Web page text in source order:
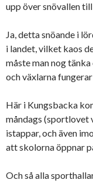
upp över snövallen
Ja, detta snöande i
i landet, vilket kaos
måste man nog
och växlarna
Här i Kungsbacka
måndags (sportlovet
istappar, och även
att skolorna öppnar
Och så alla